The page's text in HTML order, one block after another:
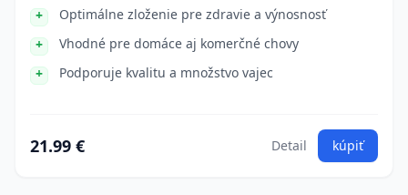
Optimálne zloženie pre zdravie a výnosnosť
Vhodné pre domáce aj komerčné chovy
Podporuje kvalitu a množstvo vajec
21.99 € Detail kúpiť